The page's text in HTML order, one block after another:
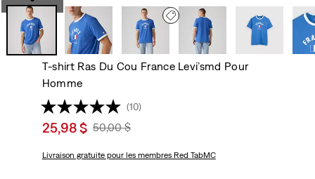
T-shirt Ras Du Cou France Levi’smd Pour
Homme
(10)
Sale
is
25,98 $ Original
Was
50,00 $
Livraison gratuitepour les membres Red TabMC